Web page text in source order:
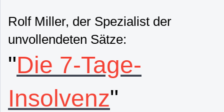
Rolf Miller, der Spezialist der
unvollendeten Sätze:
"Die 7-Tage-
Insolvenz"